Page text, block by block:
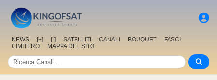
NEWS [+] [-] SATELLITI CANALI BOUQUET
FASCI
CIMITERO
MAPPA DEL SITO